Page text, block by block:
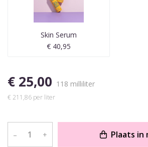
Skin Serum
€ 40,95
€ 25,00 118 milliliter
€ 211,86 per liter
– + Plaats in